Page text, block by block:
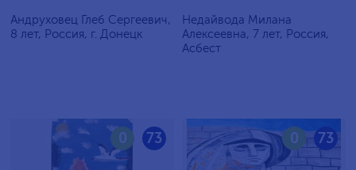
Андруховец Глеб Сергеевич,
8 лет, Россия, г. Донецк
Недайвода Милана
Алексеевна, 7 лет, Россия,
Асбест
73
0 73
0